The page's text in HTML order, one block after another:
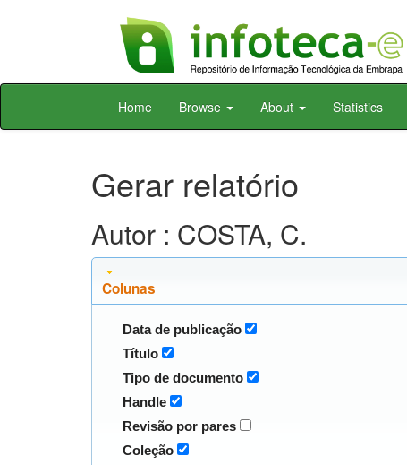
Skip
Home Browse About Statistics
Gerar relatório
Autor : COSTA, C.
Colunas
Data de publicação
Título
Tipo de documento
Handle
Revisão por pares
Coleção